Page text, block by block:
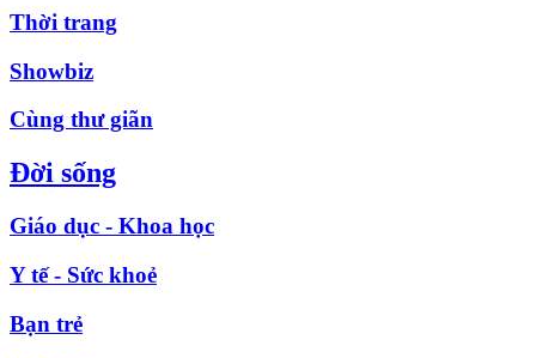
Thời trang
Showbiz
Cùng thư giãn
Đời sống
Giáo dục - Khoa học
Y tế - Sức khoẻ
Bạn trẻ